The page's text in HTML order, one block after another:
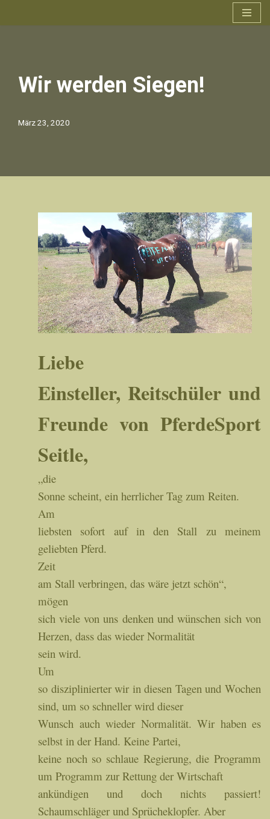
Wir werden Siegen!
März 23, 2020
Liebe
Einsteller, Reitschüler und
Freunde von PferdeSport
Seitle,
„die
Sonne scheint, ein herrlicher Tag zum Reiten.
Am
liebsten sofort auf in den Stall zu meinem
geliebten Pferd.
Zeit
am Stall verbringen, das wäre jetzt schön“,
mögen
sich viele von uns denken und wünschen sich von
Herzen, dass das wieder Normalität
sein wird.
Um
so disziplinierter wir in diesen Tagen und Wochen
sind, um so schneller wird dieser
Wunsch auch wieder Normalität. Wir haben es
selbst in der Hand. Keine Partei,
keine noch so schlaue Regierung, die Programm
um Programm zur Rettung der Wirtschaft
ankündigen und doch nichts passiert!
Schaumschläger und Sprücheklopfer. Aber